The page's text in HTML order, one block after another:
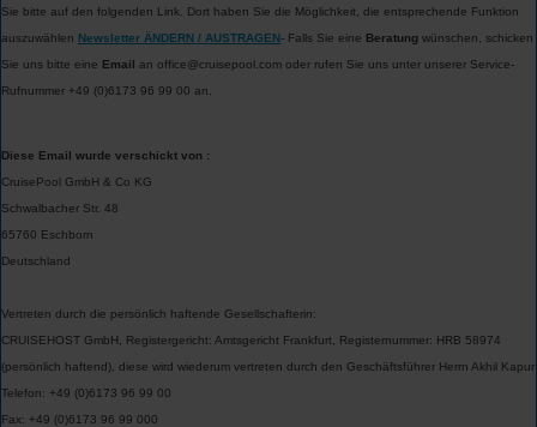
Sie bitte auf den folgenden Link. Dort haben Sie die Möglichkeit, die entsprechende Funktion
auszuwählen Newsletter ÄNDERN / AUSTRAGEN- Falls Sie eine Beratung wünschen, schicken
Sie uns bitte eine Email an office@cruisepool.com oder rufen Sie uns unter unserer Service-
Rufnummer +49 (0)6173 96 99 00 an.
Diese Email wurde verschickt von :
CruisePool GmbH & Co KG
Schwalbacher Str. 48
65760 Eschborn
Deutschland
Vertreten durch die persönlich haftende Gesellschafterin:
CRUISEHOST GmbH, Registergericht: Amtsgericht Frankfurt, Registernummer: HRB 58974
(persönlich haftend), diese wird wiederum vertreten durch den Geschäftsführer Herrn Akhil Kapur
Telefon: +49 (0)6173 96 99 00
Fax: +49 (0)6173 96 99 000